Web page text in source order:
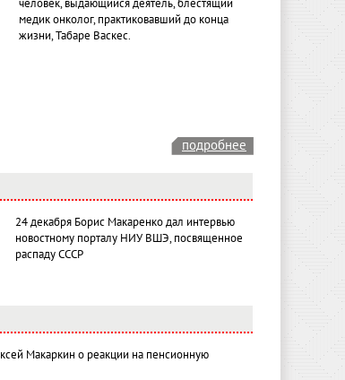
человек, выдающийся деятель, блестящий
медик онколог, практиковавший до конца
жизни, Табаре Васкес.
подробнее
24 декабря Борис Макаренко дал интервью
новостному порталу НИУ ВШЭ, посвященное
распаду СССР
Макаркин о реакции на пенсионную